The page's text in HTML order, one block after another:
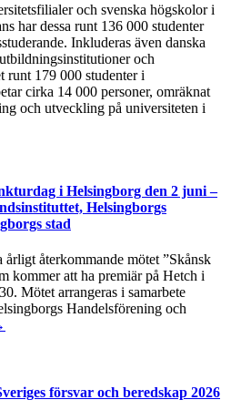
och svenska högskolor i
har dessa runt 136 000 studenter
Inkluderas även danska
och
runt 179 000 studenter i
cirka 14 000 personer, omräknat
och utveckling på universiteten i
i Helsingborg den 2 juni –
Helsingborgs
stad
återkommande mötet ”Skånsk
kommer att ha premiär på Hetch i
Mötet arrangeras i samarbete
Handelsförening och
försvar och beredskap 2026